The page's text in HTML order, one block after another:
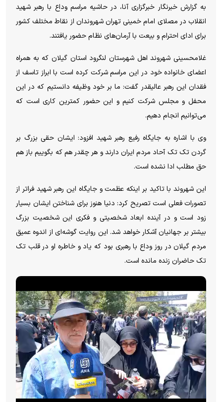
به گزارش خبرنگار خبرگزاری آنا، در حاشیه مراسم وداع با رهبر شهید
انقلاب در مصلای امام خمینی تهران شهروندان از نقاط مختلف کشور
برای ادای احترام و بیعت با آرمان‌های نظام حضور یافتند.
غلامحسینی شهروند اهل شهرستان لنگرود استان گیلان که به همراه
اعضای خانواده خود در این مراسم شرکت کرده است با ابراز تاسف از
فقدان این رهبر عالیقدر گفت: ما بر خود وظیفه دانستیم که در این
محفل و مجلس شرکت کنیم و این حضور کمترین کاری است که
می‌توانیم انجام دهیم.
وی با اشاره به جایگاه رفیع رهبر شهید افزود: ایشان حقی بزرگ بر
گردن تک تک آحاد مردم ایران دارند و هر چقدر هم که بگوییم باز هم
حق مطلب ادا نشده است.
این شهروند با تاکید بر اینکه عظمت و جایگاه این رهبر شهید فراتر از
تصورات فعلی است تصریح کرد: دنیا هنوز برای شناختن ایشان بسیار
زود است و در آینده ابعاد شخصیتی و فکری این شخصیت بزرگ
بیشتر بر جهانیان آشکار خواهد شد. این روایت گوشه‌ای از اندوه عمیق
مردم گیلان در روز وداع با رهبری بود که یاد و خاطره او در قلب تک
تک حاضران زنده مانده است.
P
l